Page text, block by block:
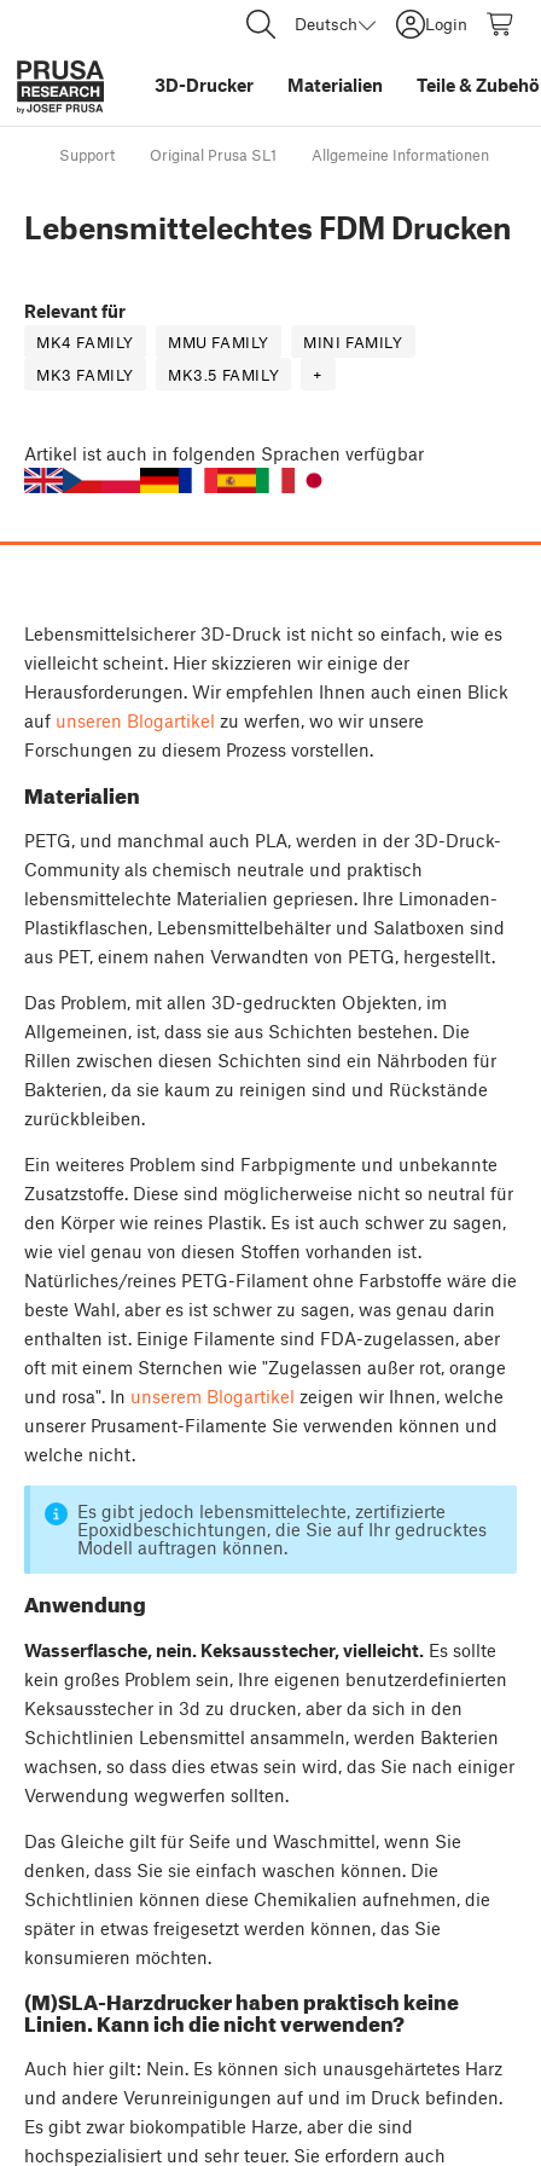
Deutsch Login
3D-Drucker Materialien Teile&
Support Original Prusa SL1 Allgemeine Informationen
Lebensmittelechtes FDM Drucken
Relevant für
MK4 FAMILY MMU FAMILY
MINI FAMILY
MK3 FAMILY
MK3.5 FAMILY +
Artikel ist auch in folgenden Sprachen verfügbar
Lebensmittelsicherer 3D-Druck ist nicht so einfach, wie es
vielleicht scheint. Hier skizzieren wir einige der
Herausforderungen. Wir empfehlen Ihnen auch einen Blick
auf unseren Blogartikel zu werfen, wo wir unsere
Forschungen zu diesem Prozess vorstellen.
Materialien
PETG, und manchmal auch PLA, werden in der 3D-Druck-
Community als chemisch neutrale und praktisch
lebensmittelechte Materialien gepriesen. Ihre Limonaden-
Plastikflaschen, Lebensmittelbehälter und Salatboxen sind
aus PET, einem nahen Verwandten von PETG, hergestellt.
Das Problem, mit allen 3D-gedruckten Objekten, im
Allgemeinen, ist, dass sie aus Schichten bestehen. Die
Rillen zwischen diesen Schichten sind ein Nährboden für
Bakterien, da sie kaum zu reinigen sind und Rückstände
zurückbleiben.
Ein weiteres Problem sind Farbpigmente und unbekannte
Zusatzstoffe. Diese sind möglicherweise nicht so neutral für
den Körper wie reines Plastik. Es ist auch schwer zu sagen,
wie viel genau von diesen Stoffen vorhanden ist.
Natürliches/reines PETG-Filament ohne Farbstoffe wäre die
beste Wahl, aber es ist schwer zu sagen, was genau darin
enthalten ist. Einige Filamente sind FDA-zugelassen, aber
oft mit einem Sternchen wie "Zugelassen außer rot, orange
und rosa". In unserem Blogartikel zeigen wir Ihnen, welche
unserer Prusament-Filamente Sie verwenden können und
welche nicht.
Es gibt jedoch lebensmittelechte, zertifizierte
Epoxidbeschichtungen, die Sie auf Ihr gedrucktes
Modell auftragen können.
Anwendung
Wasserflasche, nein. Keksausstecher, vielleicht. Es sollte
kein großes Problem sein, Ihre eigenen benutzerdefinierten
Keksausstecher in 3d zu drucken, aber da sich in den
Schichtlinien Lebensmittel ansammeln, werden Bakterien
wachsen, so dass dies etwas sein wird, das Sie nach einiger
Verwendung wegwerfen sollten.
Das Gleiche gilt für Seife und Waschmittel, wenn Sie
denken, dass Sie sie einfach waschen können. Die
Schichtlinien können diese Chemikalien aufnehmen, die
später in etwas freigesetzt werden können, das Sie
konsumieren möchten.
(M)SLA-Harzdrucker haben praktisch keine
Linien. Kann ich die nicht verwenden?
Auch hier gilt: Nein. Es können sich unausgehärtetes Harz
und andere Verunreinigungen auf und im Druck befinden.
Es gibt zwar biokompatible Harze, aber die sind
hochspezialisiert und sehr teuer. Sie erfordern auch